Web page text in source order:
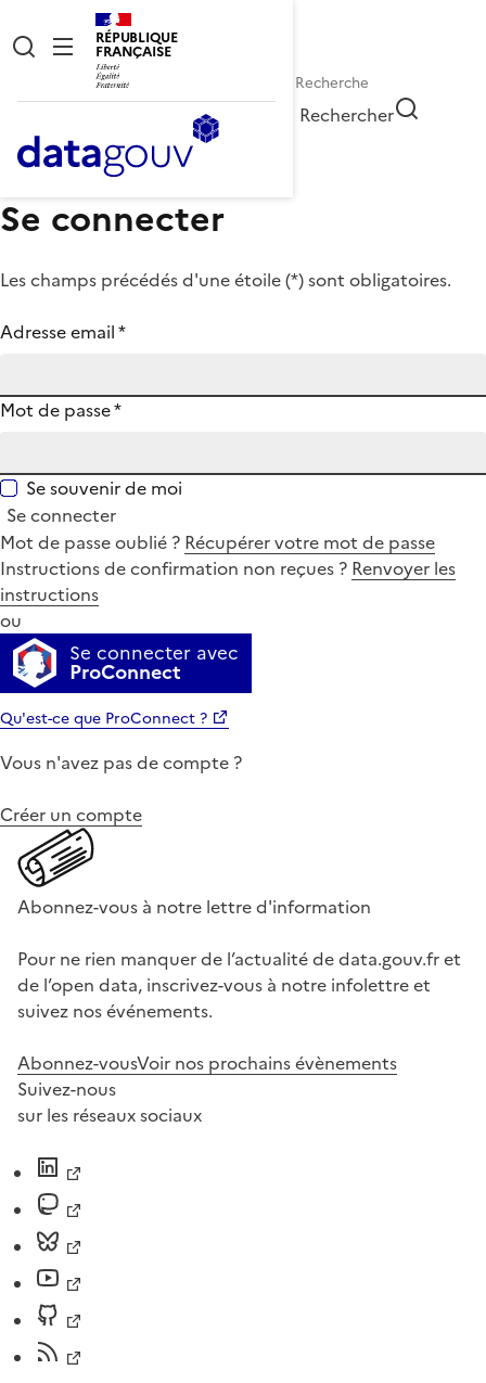
RÉPUBLIQUE
FRANÇAISE
Rechercher
Se connecter
Les champs précédés d'une étoile (*) sont obligatoires.
Adresse email*
Mot de passe*
Se souvenir de moi
Se connecter
Mot de passe oublié ? Récupérer votre mot de passe
Instructions de confirmation non reçues ? Renvoyer les
instructions
ou
Se connecter avec
ProConnect
Qu'est-ce que ProConnect ?
Vous n'avez pas de compte ?
Créer un compte
Abonnez-vous à notre lettre d'information
Pour ne rien manquer de l’actualité de data.gouv.fr et
de l’open data, inscrivez-vous à notre infolettre et
suivez nos événements.
Abonnez-vousVoir nos prochains évènements
Suivez-nous
sur les réseaux sociaux